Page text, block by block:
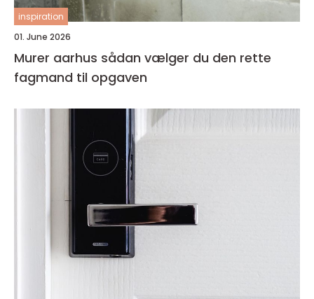
inspiration
01. June 2026
Murer aarhus sådan vælger du den rette
fagmand til opgaven